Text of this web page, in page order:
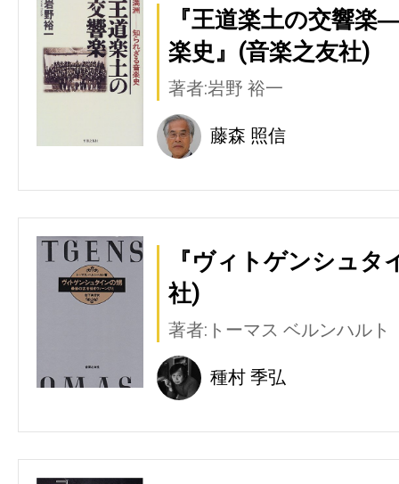
『王道楽土の交響
楽史』(音楽之友社)
著者:岩野 裕一
藤森 照信
『ヴィトゲンシュタ
社)
著者:トーマス ベルンハルト
種村 季弘